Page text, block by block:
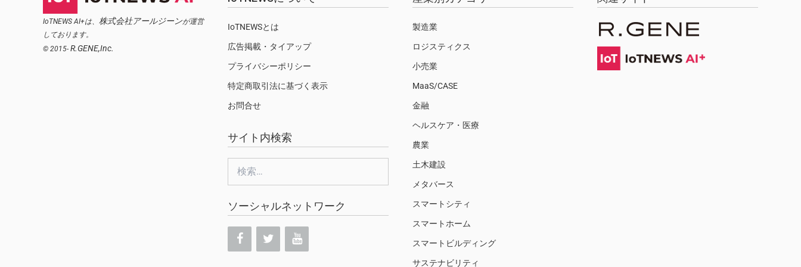
IoTNEWS AI+は、 株式会社アールジーンが運営
しております。
© 2015- R.GENE,Inc.
IoTNEWSとは
広告掲載・タイアップ
プライバシーポリシー
特定商取引法に基づく表示
お問合せ
サイト内検索
ソーシャルネットワーク
製造業
ロジスティクス
小売業
MaaS/CASE
金融
ヘルスケア・医療
農業
土木建設
メタバース
スマートシティ
スマートホーム
スマートビルディング
サステナビリティ